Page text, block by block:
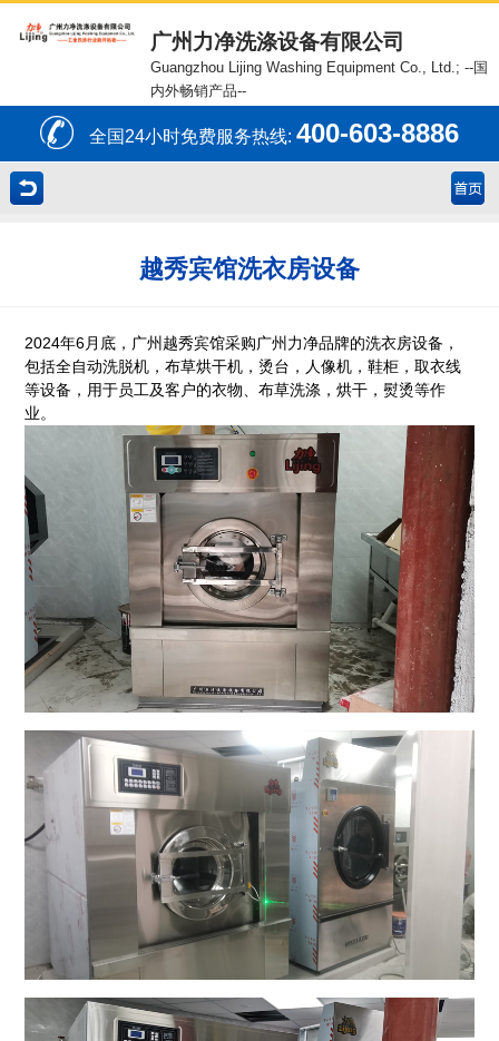
广州力净洗涤设备有限公司
Guangzhou Lijing Washing Equipment Co., Ltd.; --国
内外畅销产品--
全国24小时免费服务热线:400-603-8886
越秀宾馆洗衣房设备
2024年6月底，广州越秀宾馆采购广州力净品牌的洗衣房设备，
包括全自动洗脱机，布草烘干机，烫台，人像机，鞋柜，取衣线
等设备，用于员工及客户的衣物、布草洗涤，烘干，熨烫等作
业。